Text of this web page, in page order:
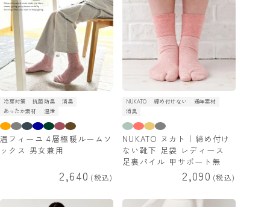
冷房対策 抗菌防臭
消臭
あったか素材
温活
温フィーユ 4層極暖ルームソ
ックス 男女兼用
2,640 税込
NUKATO 締め付けない
通年素材
消臭
NUKATO ヌカト | 締め付け
ない靴下 足袋 レディース
足裏パイル 甲サポート無
2,090 税込